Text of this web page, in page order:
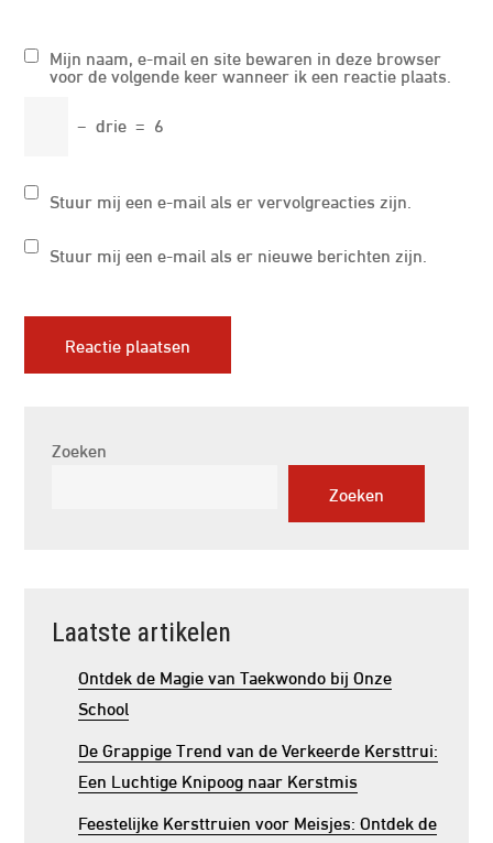
Mijn naam, e-mail en site bewaren in deze browser
voor de volgende keer wanneer ik een reactie plaats.
− drie = 6
Stuur mij een e-mail als er vervolgreacties zijn.
Stuur mij een e-mail als er nieuwe berichten zijn.
Zoeken
Zoeken
Laatste artikelen
Ontdek de Magie van Taekwondo bij Onze
School
De Grappige Trend van de Verkeerde Kersttrui:
Een Luchtige Knipoog naar Kerstmis
Feestelijke Kersttruien voor Meisjes: Ontdek de